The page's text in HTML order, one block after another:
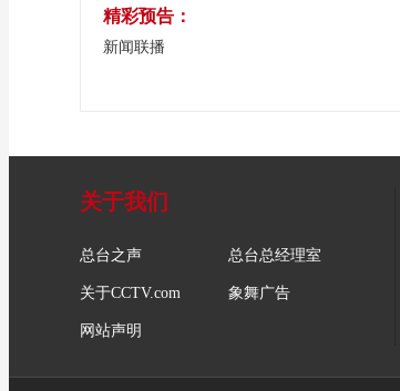
精彩预告：
新闻联播
关于我们
总台之声 总台总经理室
关于CCTV.com 象舞广告
网站声明